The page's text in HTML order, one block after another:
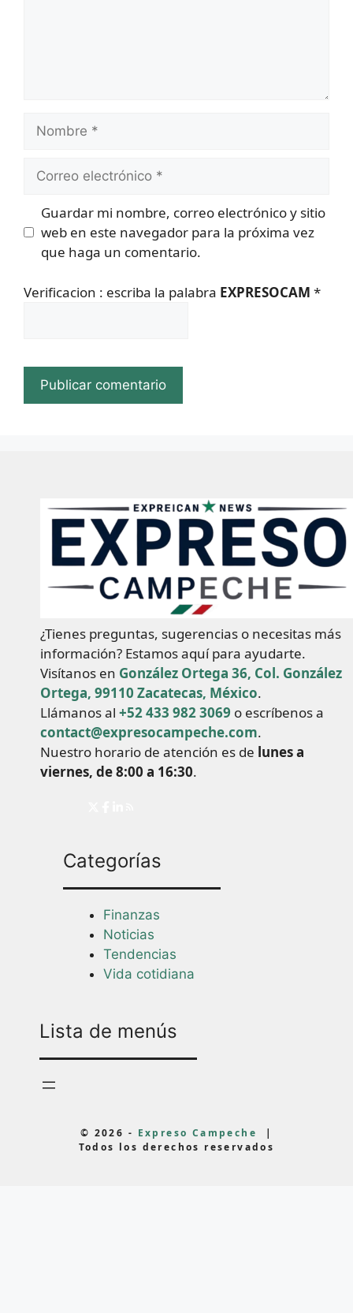
Nombre
Correo
Guardar mi nombre, correo electrónico y sitio
web en este navegador para la próxima vez
que haga un comentario.
Verificacion : escriba la palabra EXPRESOCAM *
¿Tienes preguntas, sugerencias o necesitas más
información? Estamos aquí para ayudarte.
Visítanos en González Ortega 36, Col. González
Ortega, 99110 Zacatecas, México.
Llámanos al +52 433 982 3069 o escríbenos a
contact@expresocampeche.com.
Nuestro horario de atención es de lunes a
viernes, de 8:00 a 16:30.
Categorías
Finanzas
Noticias
Tendencias
Vida cotidiana
Lista de menús
© 2026 - Expreso Campeche
|
Todos los derechos reservados